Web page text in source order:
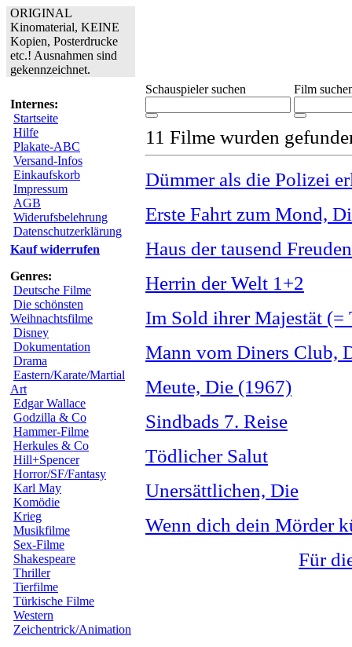
ORIGINAL
Kinomaterial, KEINE
Kopien, Posterdrucke
etc.! Ausnahmen sind
gekennzeichnet.
Internes:
Startseite
Hilfe
Plakate-ABC
Versand-Infos
Einkaufskorb
Impressum
AGB
Widerufsbelehrung
Datenschutzerklärung
Kauf widerrufen
Genres:
Deutsche Filme
Die schönsten
Weihnachtsfilme
Disney
Dokumentation
Drama
Eastern/Karate/Martial
Art
Edgar Wallace
Godzilla & Co
Hammer-Filme
Herkules & Co
Hill+Spencer
Horror/SF/Fantasy
Karl May
Komödie
Krieg
Musikfilme
Sex-Filme
Shakespeare
Thriller
Tierfilme
Türkische Filme
Western
Zeichentrick/Animation
Schauspieler suchen Film
11 Filme wurden
Dümmer als die Polizei
Erste Fahrt zum Mond,
Haus der tausend Freuden
Herrin der Welt 1+2
Im Sold ihrer Majestät (=
Mann vom Diners Club,
Meute, Die (1967)
Sindbads 7. Reise
Tödlicher Salut
Unersättlichen, Die
Wenn dich dein Mörder
Für